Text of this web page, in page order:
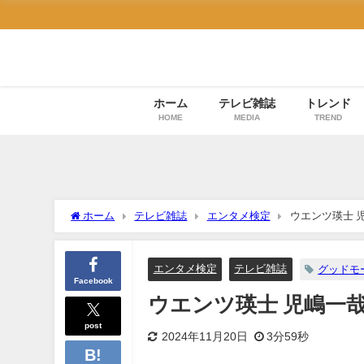
ホーム
HOME
テレビ雑誌
MEDIA
トレンド
TREND
ホーム テレビ雑誌 エンタメ検定 ウエンツ瑛士
Facebook
post
エンタメ検定 テレビ雑誌 グッドモ
ウエンツ瑛士 児嶋一
2024年11月20日 3分59秒